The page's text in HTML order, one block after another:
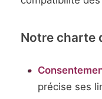
Notre charte
précise ses